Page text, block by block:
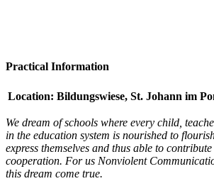
Practical Information
Location: Bildungswiese, St. Johann im
We dream of schools where every child,
in the education system is nourished to
express themselves and thus able to
cooperation. For us Nonviolent
this dream come true.